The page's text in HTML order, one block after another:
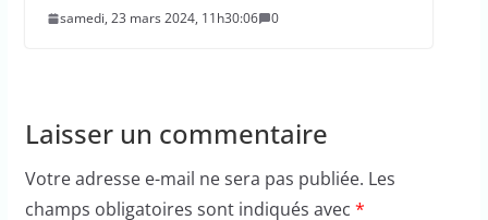
samedi, 23 mars 2024, 11h30:06 0
Laisser un commentaire
Votre adresse e-mail ne sera pas publiée. Les
champs obligatoires sont indiqués avec *